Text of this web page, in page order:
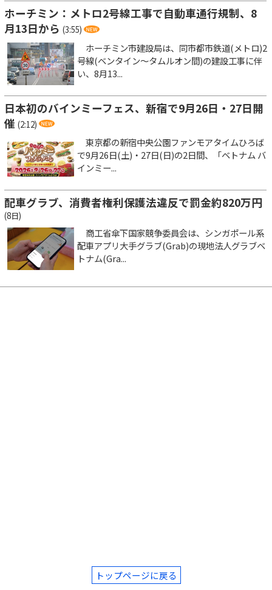
ホーチミン：メトロ2号線工事で自動車通行規制、8
月13日から (3:55)
ホーチミン市建設局は、同市都市鉄道(メトロ)2
号線(ベンタイン～タムルオン間)の建設工事に伴
い、8月13...
日本初のバインミーフェス、新宿で9月26日・27日開
催 (2:12)
東京都の新宿中央公園ファンモアタイムひろば
で9月26日(土)・27日(日)の2日間、「ベトナム バ
インミー...
配車グラブ、消費者権利保護法違反で罰金約820万円
(8日)
商工省傘下国家競争委員会は、シンガポール系
配車アプリ大手グラブ(Grab)の現地法人グラブベ
トナム(Gra...
トップページに戻る